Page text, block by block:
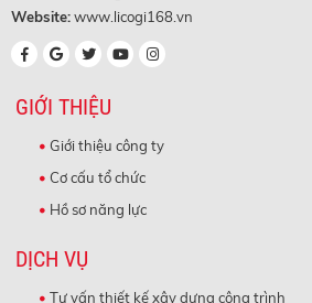
Website:www.licogi168.vn
GIỚI THIỆU
Giới thiệu công ty
Cơ cấu tổ chức
Hồ sơ năng lực
DỊCH VỤ
Tư vấn thiết kế xây dựng công trình